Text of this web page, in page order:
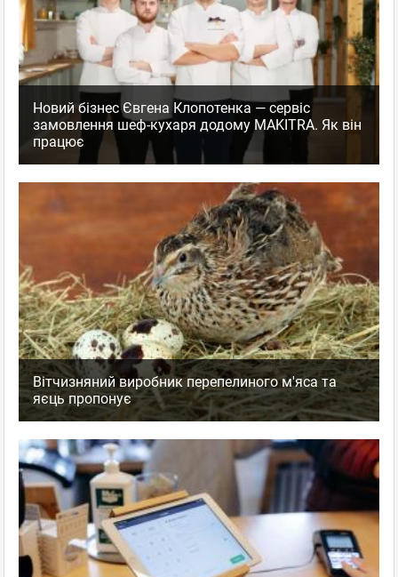
Новий бізнес Євгена Клопотенка — сервіс
замовлення шеф-кухаря додому MAKITRA. Як він
працює
Вітчизняний виробник перепелиного м'яса та
яєць пропонує